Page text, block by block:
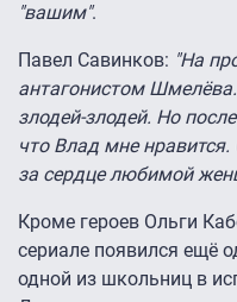
"вашим".
Павел Савинков: "На
антагонистом
злодей-злодей. Но
что Влад мне нравится.
за сердце любимой
Кроме героев Ольги
сериале появился ещё
одной из школьниц в